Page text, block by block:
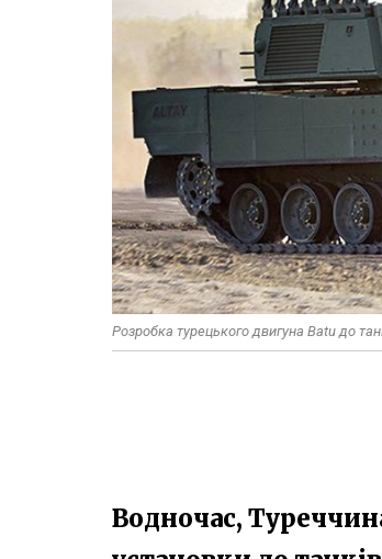
Розробка турецького двигуна Batu до
Водночас,